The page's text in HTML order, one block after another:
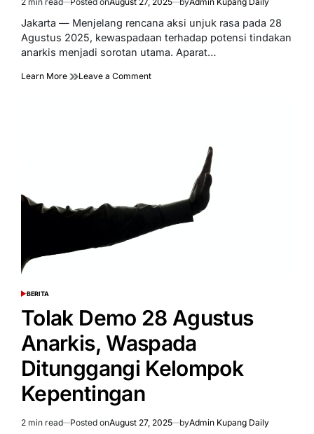
Estimated
read
time
Jakarta — Menjelang rencana aksi unjuk rasa pada 28
Agustus 2025, kewaspadaan terhadap potensi tindakan
anarkis menjadi sorotan utama. Aparat…
Learn More Leave a Commenton
Anarkis
Dibenarkan
POSTED
BERITA
Tolak Demo 28 Agustus
Anarkis, Waspada
Ditunggangi Kelompok
Kepentingan
Estimated
2 min read Posted onAugust 27, 2025 byAdmin Kupang Daily